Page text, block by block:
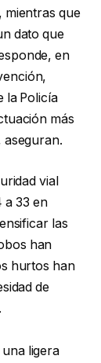
mientras que
dato que
en
la Policía
más
aseguran.
vial
a 33 en
las
han
hurtos han
de
ligera